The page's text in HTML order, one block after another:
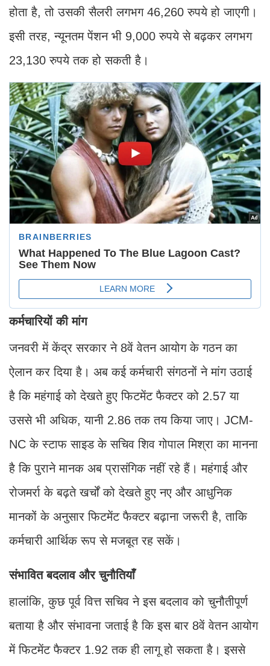
होता है, तो उसकी सैलरी लगभग 46,260 रुपये हो जाएगी।
इसी तरह, न्यूनतम पेंशन भी 9,000 रुपये से बढ़कर लगभग
23,130 रुपये तक हो सकती है।
कर्मचारियों की मांग
जनवरी में केंद्र सरकार ने 8वें वेतन आयोग के गठन का
ऐलान कर दिया है। अब कई कर्मचारी संगठनों ने मांग उठाई
है कि महंगाई को देखते हुए फिटमेंट फैक्टर को 2.57 या
उससे भी अधिक, यानी 2.86 तक तय किया जाए। JCM-
NC के स्टाफ साइड के सचिव शिव गोपाल मिश्रा का मानना
है कि पुराने मानक अब प्रासंगिक नहीं रहे हैं। महंगाई और
रोजमर्रा के बढ़ते खर्चों को देखते हुए नए और आधुनिक
मानकों के अनुसार फिटमेंट फैक्टर बढ़ाना जरूरी है, ताकि
कर्मचारी आर्थिक रूप से मजबूत रह सकें।
संभावित बदलाव और चुनौतियाँ
हालांकि, कुछ पूर्व वित्त सचिव ने इस बदलाव को चुनौतीपूर्ण
बताया है और संभावना जताई है कि इस बार 8वें वेतन आयोग
में फिटमेंट फैक्टर 1.92 तक ही लागू हो सकता है। इससे